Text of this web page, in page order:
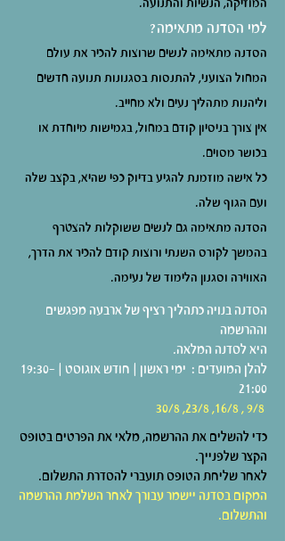
המוזיקה, הנשיות והתנועה.
למי הסדנה מתאימה?
הסדנה מתאימה לנשים שרוצות להכיר את עולם
המחול הצועני, להתנסות בסגנונות תנועה חדשים
וליהנות מתהליך נעים ולא מחייב.
אין צורך בניסיון קודם במחול, בגמישות מיוחדת או
בכושר מסוים.
כל אישה מוזמנת להגיע בדיוק כפי שהיא, בקצב שלה
ועם הגוף שלה.
הסדנה מתאימה גם לנשים ששוקלות להצטרף
בהמשך לקורס השנתי ורוצות קודם להכיר את הדרך,
האווירה וסגנון הלימוד של נעימה.
הסדנה בנויה כתהליך רציף של ארבעה מפגשים
וההרשמה
היא לסדנה המלאה.
להלן המועדים : ימי ראשון | חודש אוגוסט | 19:30-
21:00
כדי להשלים את ההרשמה, מלאי את הפרטים בטופס
הקצר שלפנייך.
לאחר שליחת הטופס תועברי להסדרת התשלום.
המקום בסדנה יישמר עבורך לאחר השלמת ההרשמה
והתשלום.